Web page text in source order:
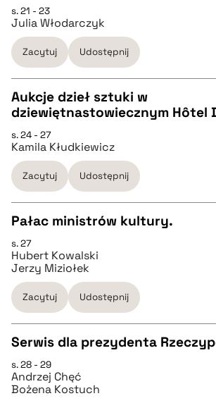
pobierz cytat
pobierz cytat
BIBTEX
pobierz cytat
s. 21 - 23
Julia Włodarczyk
Zacytuj Udostępnij
CZYSTY TEKST
pobierz cytat
BIBTEX
Aukcje dzieł sztuki w
dziewiętnastowiecznym Hôtel
s. 24 - 27
Kamila Kłudkiewicz
Zacytuj Udostępnij
CZYSTY TEKST
pobierz cytat
pobierz cytat
Pałac ministrów kultury.
s. 27
Hubert Kowalski
Jerzy Miziołek
Zacytuj Udostępnij
CZYSTY TEKST
Serwis dla prezydenta
s. 28 - 29
Andrzej Chęć
Bożena Kostuch